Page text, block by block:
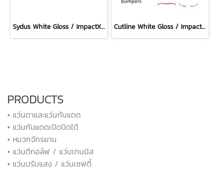
Sydus White Gloss / ImpactX Photochromic 2 Laser Purple Cutline White Gloss / ImpactX Photochromic 2 Laser Purple with bumpers set
PRODUCTS
• แว่นตาและแว่นกันแดด
• แว่นกันแดดเปิดปิดได้
• หมวกจักรยาน
• แว่นตีกอล์ฟ / แว่นเทนนิส
• แว่นปรับแสง / แว่นเซฟตี้